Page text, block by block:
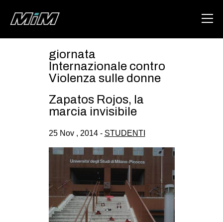
HOME
ABOUT
AREA
CSOA LAMBRETTA
STUDENTI TSUNAMI
ZAM
giornata
Internazionale contro
Violenza sulle donne
Zapatos Rojos, la
marcia invisibile
25 Nov , 2014 - STUDENTI